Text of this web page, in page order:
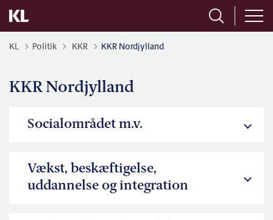
KL Politik Tilbage til
KKR KKR Nordjylland
KKR Nordjylland
Socialområdet m.v.
Vækst, beskæftigelse,
uddannelse og integration